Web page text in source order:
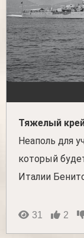
Тяжелый
Неаполь для
который
Италии
31 2